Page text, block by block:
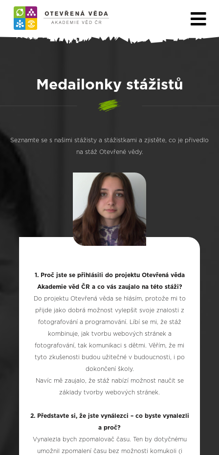
Medailonky stážistů
Seznamte se s našimi stážisty a stážistkami a zjistěte, co je přivedlo
na stáž Otevřené vědy.
1. Proč jste se přihlásili do projektu Otevřená věda
Akademie věd ČR a co vás zaujalo na této stáži?
Do projektu Otevřená věda se hlásím, protože mi to
přijde jako dobrá možnost vylepšit svoje znalosti z
fotografování a programování. Líbí se mi, že stáž
kombinuje, jak tvorbu webových stránek a
fotografování, tak komunikaci s dětmi. Věřím, že mi
tyto zkušenosti budou užitečné v budoucnosti, i po
dokončení školy.
Navíc mě zaujalo, že stáž nabízí možnost naučit se
základy tvorby webových stránek.
2. Představte si, že jste vynálezci – co byste vynalezli
a proč?
Vynalezla bych zpomalovač času. Ten by dotyčnému
umožnil zpomalení času bez možnosti komukoli (i